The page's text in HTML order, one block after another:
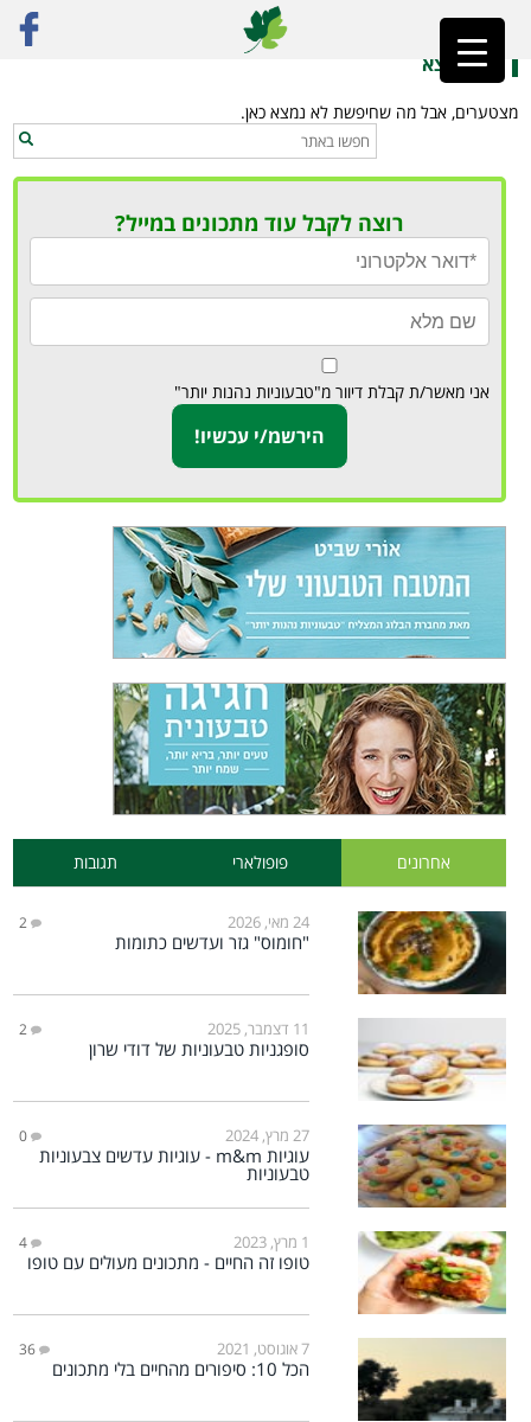
ראשי»קנלוני טבעוני
לא נמצא
מצטערים, אבל מה שחיפשת לא נמצא כאן.
רוצה לקבל עוד מתכונים במייל?
אני מאשר/ת קבלת דיוור מ"טבעוניות נהנות יותר"
אחרונים פופולארי תגובות
24 מאי, 2026 2
"חומוס" גזר ועדשים כתומות
11 דצמבר, 2025 2
סופגניות טבעוניות של דודי שרון
27 מרץ, 2024 0
עוגיות m&m - עוגיות עדשים צבעוניות
טבעוניות
1 מרץ, 2023 4
טופו זה החיים - מתכונים מעולים עם טופו
7 אוגוסט, 2021 36
הכל 10: סיפורים מהחיים בלי מתכונים